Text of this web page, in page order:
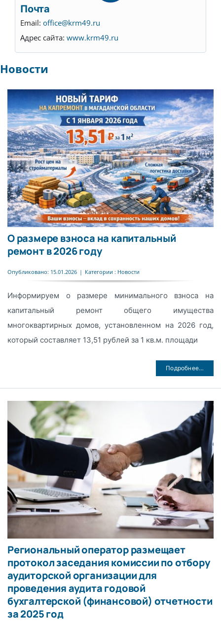
Почта
Email: office@krm49.ru
Адрес сайта: www.krm49.ru
Новости
О размере взноса на капитальный
ремонт в 2026 году
Опубликовано: 15.01.2026 | Категории : Новости
Информируем о размере минимального взноса на
капитальный ремонт общего имущества
многоквартирных домов, установленном на 2026 год,
который составляет 13,51 рублей за 1 кв.м. площади
Подробнее…
Региональный оператор размещает
протокол заседания комиссии по отбору
аудиторской организации для
проведения аудита годовой
бухгалтерской (финансовой) отчетности
за 2025 год